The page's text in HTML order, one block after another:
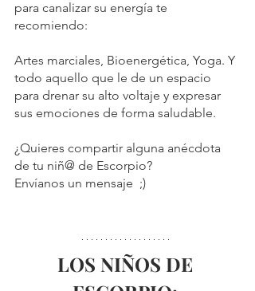
para canalizar su energía te
recomiendo:⁠
Artes marciales, Bioenergética, Yoga. Y
todo aquello que le de un espacio
para drenar su alto voltaje y expresar
sus emociones de forma saludable.
⁠¿Quieres compartir alguna anécdota
de tu niñ@ de Escorpio?⁠
Envíanos un mensaje  ;)
LOS NIÑOS DE